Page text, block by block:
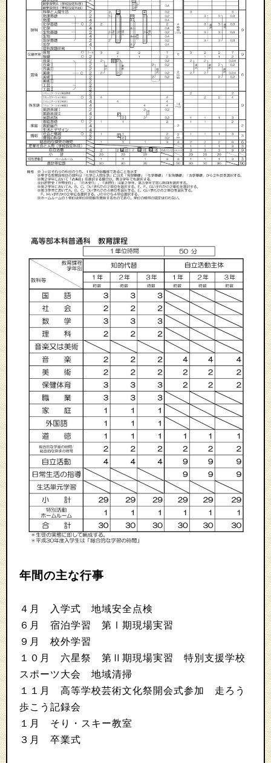
年間の主な行事
４月 入学式 地域安全点検
６月 宿泊学習 第Ⅰ期現場実習
９月 校外学習
１０月 六星祭 第Ⅱ期現場実習 特別支援学校
スポーツ大会 地域清掃
１１月 高等学校芸術文化祭開会式参加 走ろう
歩こう記録会
１月 そり・スキー教室
３月 卒業式